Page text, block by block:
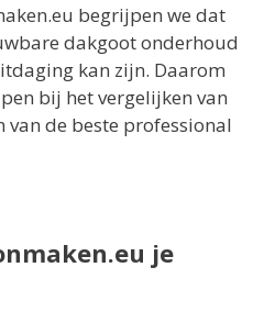
begrijpen we dat
dakgoot onderhoud
kan zijn. Daarom
bij het vergelijken van
van de beste professional
je